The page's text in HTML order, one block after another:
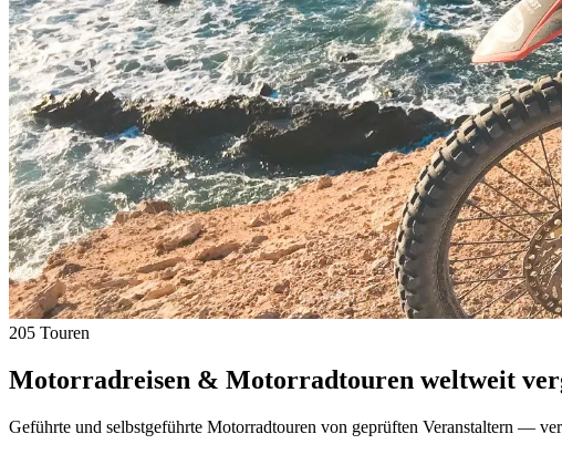
205 Touren
Motorradreisen & Motorradtouren weltweit
Geführte und selbstgeführte Motorradtouren von geprüften Veranstaltern —